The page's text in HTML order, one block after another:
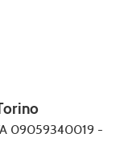
09059340019 -